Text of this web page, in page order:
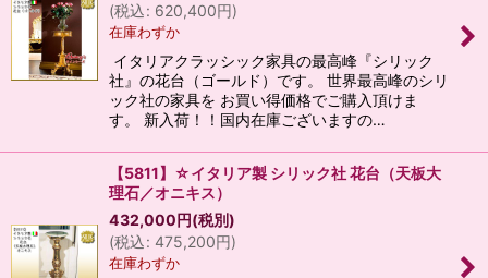
(税込: 620,400円)
在庫わずか
イタリアクラッシック家具の最高峰『シリック
社』の花台（ゴールド）です。 世界最高峰のシリ
ック社の家具を お買い得価格でご購入頂けま
す。 新入荷！！国内在庫ございますの…
【5811】☆イタリア製 シリック社 花台（天板大
理石／オニキス）
432,000円(税別)
(税込: 475,200円)
在庫わずか